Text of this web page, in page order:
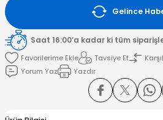
Gelince
Saat 16:00’a kadar ki tüm
Tavsiye Et
Yorum Yaz
Yazdır